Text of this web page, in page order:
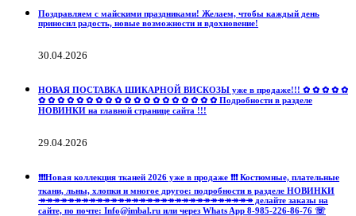
Поздравляем с майскими праздниками! Желаем, чтобы каждый день
приносил радость, новые возможности и вдохновение!
30.04.2026
НОВАЯ ПОСТАВКА ШИКАРНОЙ ВИСКОЗЫ уже в продаже!!! ✿ ✿ ✿ ✿ ✿
✿ ✿ ✿ ✿ ✿ ✿ ✿ ✿ ✿ ✿ ✿ ✿ ✿ ✿ ✿ ✿ ✿ ✿ ✿ Подробности в разделе
НОВИНКИ на главной странице сайта !!!
29.04.2026
❗️❗️❗️Новая коллекция тканей 2026 уже в продаже ❗️❗️❗️ Костюмные, плательные
ткани, льны, хлопки и многое другое: подробности в разделе НОВИНКИ
↠↠↠↠↠↠↠↠↠↠↠↠↠↠↠↠↠↠↠↠↠↠↠↠↠↠↠↠↠↠ делайте заказы на
сайте, по почте: Info@imbal.ru или через Whats App 8-985-226-86-76 ☏